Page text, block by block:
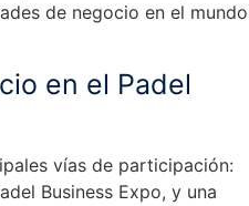
de negocio en el mundo
en el Padel
vías de participación:
Business Expo, y una